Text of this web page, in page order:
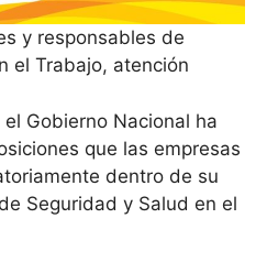
y responsables de
el Trabajo, atención
Gobierno Nacional ha
que las empresas
dentro de su
Seguridad y Salud en el